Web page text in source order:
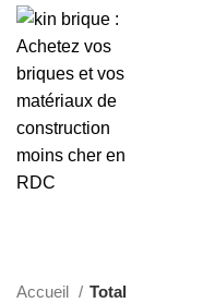
Accueil Total